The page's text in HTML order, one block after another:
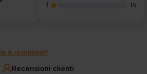
1 1%
le recensioni?
Recensioni clienti